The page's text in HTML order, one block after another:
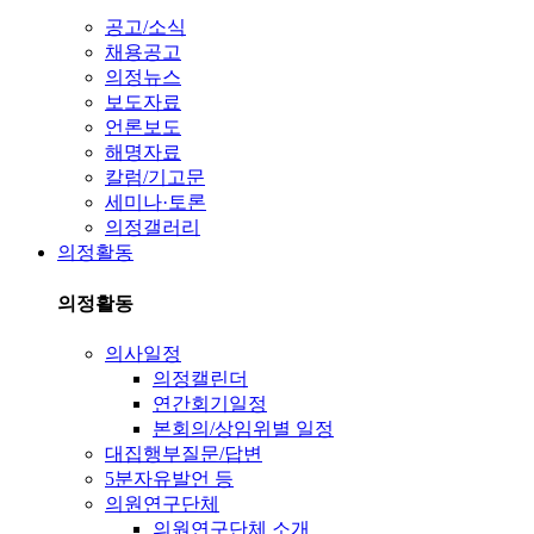
공고/소식
채용공고
의정뉴스
보도자료
언론보도
해명자료
칼럼/기고문
세미나·토론
의정갤러리
의정활동
의정활동
의사일정
의정캘린더
연간회기일정
본회의/상임위별 일정
대집행부질문/답변
5분자유발언 등
의원연구단체
의원연구단체 소개